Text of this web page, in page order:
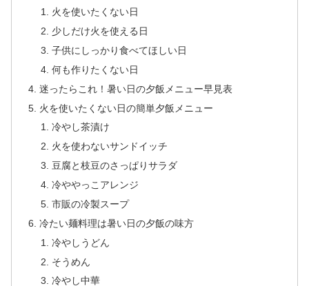
火を使いたくない日
少しだけ火を使える日
子供にしっかり食べてほしい日
何も作りたくない日
迷ったらこれ！暑い日の夕飯メニュー早見表
火を使いたくない日の簡単夕飯メニュー
冷やし茶漬け
火を使わないサンドイッチ
豆腐と枝豆のさっぱりサラダ
冷ややっこアレンジ
市販の冷製スープ
冷たい麺料理は暑い日の夕飯の味方
冷やしうどん
そうめん
冷やし中華